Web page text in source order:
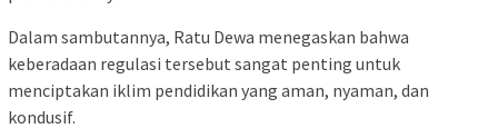
Dalam sambutannya, Ratu Dewa menegaskan bahwa
keberadaan regulasi tersebut sangat penting untuk
menciptakan iklim pendidikan yang aman, nyaman, dan
kondusif.